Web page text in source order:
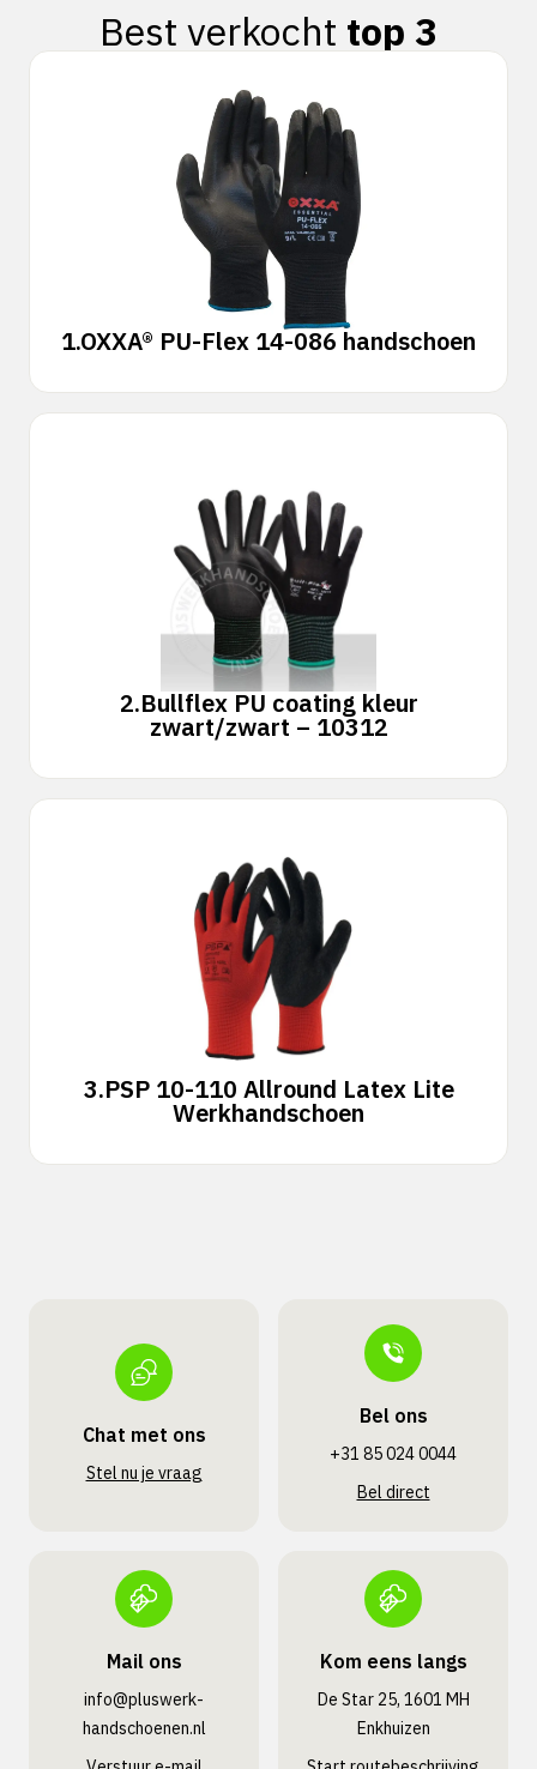
Best verkocht top 3
1.OXXA® PU-Flex 14-086 handschoen
2.Bullflex PU coating kleur
zwart/zwart – 10312
3.PSP 10-110 Allround Latex Lite
Werkhandschoen
Chat met ons
Stel nu je vraag
Bel ons
+31 85 024 0044
Bel direct
Mail ons
info@pluswerk­
handschoenen.nl
Kom eens langs
De Star 25, 1601 MH
Enkhuizen